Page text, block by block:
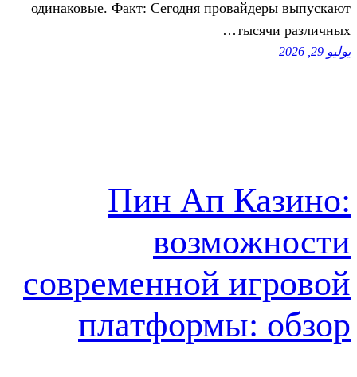
одинаковые. Факт: Сегодня
Пин Ап
современной